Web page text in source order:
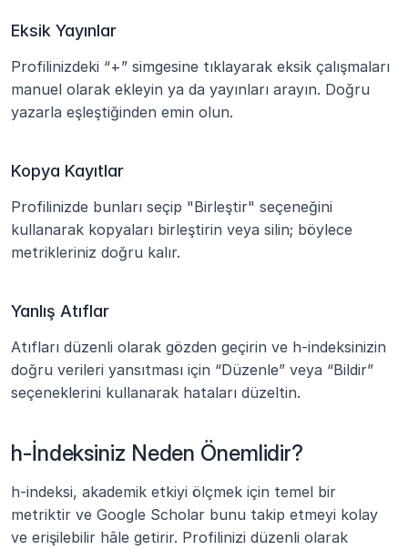
Eksik Yayınlar
Profilinizdeki “+” simgesine tıklayarak eksik çalışmaları
manuel olarak ekleyin ya da yayınları arayın. Doğru
yazarla eşleştiğinden emin olun.
Kopya Kayıtlar
Profilinizde bunları seçip "Birleştir" seçeneğini
kullanarak kopyaları birleştirin veya silin; böylece
metrikleriniz doğru kalır.
Yanlış Atıflar
Atıfları düzenli olarak gözden geçirin ve h-indeksinizin
doğru verileri yansıtması için “Düzenle” veya “Bildir”
seçeneklerini kullanarak hataları düzeltin.
h-İndeksiniz Neden Önemlidir?
h-indeksi, akademik etkiyi ölçmek için temel bir
metriktir ve Google Scholar bunu takip etmeyi kolay
ve erişilebilir hâle getirir. Profilinizi düzenli olarak